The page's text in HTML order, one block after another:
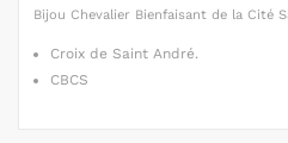
Bijou Chevalier Bienfaisant de la Cité
Croix de Saint André.
CBCS